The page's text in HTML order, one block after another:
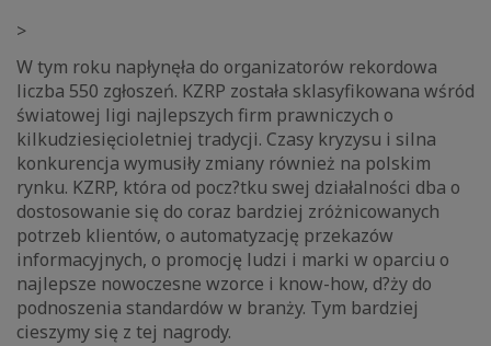
>
W tym roku napłynęła do organizatorów rekordowa
liczba 550 zgłoszeń. KZRP została sklasyfikowana wśród
światowej ligi najlepszych firm prawniczych o
kilkudziesięcioletniej tradycji. Czasy kryzysu i silna
konkurencja wymusiły zmiany również na polskim
rynku. KZRP, która od pocz?tku swej działalności dba o
dostosowanie się do coraz bardziej zróżnicowanych
potrzeb klientów, o automatyzację przekazów
informacyjnych, o promocję ludzi i marki w oparciu o
najlepsze nowoczesne wzorce i know-how, d?ży do
podnoszenia standardów w branży. Tym bardziej
cieszymy się z tej nagrody.